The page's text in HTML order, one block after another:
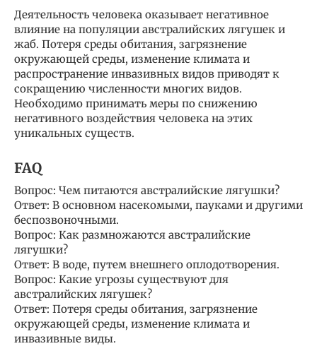
Деятельность человека оказывает негативное
влияние на популяции австралийских лягушек и
жаб. Потеря среды обитания, загрязнение
окружающей среды, изменение климата и
распространение инвазивных видов приводят к
сокращению численности многих видов.
Необходимо принимать меры по снижению
негативного воздействия человека на этих
уникальных существ.
FAQ
Вопрос: Чем питаются австралийские лягушки?
Ответ: В основном насекомыми, пауками и другими
беспозвоночными.
Вопрос: Как размножаются австралийские
лягушки?
Ответ: В воде, путем внешнего оплодотворения.
Вопрос: Какие угрозы существуют для
австралийских лягушек?
Ответ: Потеря среды обитания, загрязнение
окружающей среды, изменение климата и
инвазивные виды.